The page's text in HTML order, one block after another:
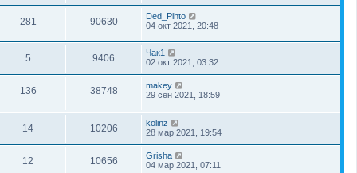
281 90630
Ded_Pihto
04 окт 2021, 20:48
5 9406
Чак1
02 окт 2021, 03:32
136 38748
makey
29 сен 2021, 18:59
14 10206
kolinz
28 мар 2021, 19:54
12 10656
Grisha
04 мар 2021, 07:11